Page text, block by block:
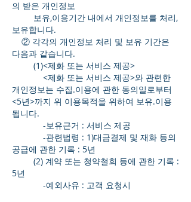
의 받은 개인정보
보유,이용기간 내에서 개인정보를 처리,
보유합니다.
② 각각의 개인정보 처리 및 보유 기간은
다음과 같습니다.
(1)<제화 또는 서비스 제공>
<제화 또는 서비스 제공>와 관련한
개인정보는 수집.이용에 관한 동의일로부터
<5년>까지 위 이용목적을 위하여 보유.이용
됩니다.
-보유근거 : 서비스 제공
-관련법령 : 1)대금결제 및 재화 등의
공급에 관한 기록 : 5년
(2) 계약 또는 청약철회 등에 관한 기록 :
5년
-예외사유 : 고객 요청시